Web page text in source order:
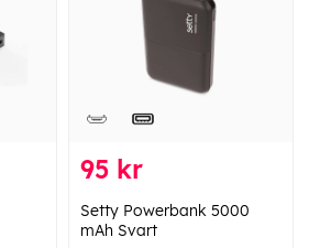
95 kr
Setty Powerbank 5000
mAh Svart